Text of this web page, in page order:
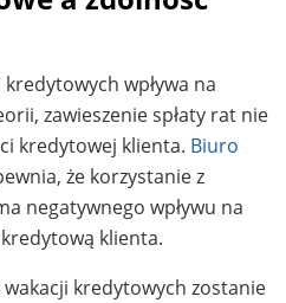
wpływa na
zawieszenie spłaty rat nie
kredytowej klienta. Biuro
że korzystanie z
negatywnego wpływu na
klienta.
kredytowych zostanie